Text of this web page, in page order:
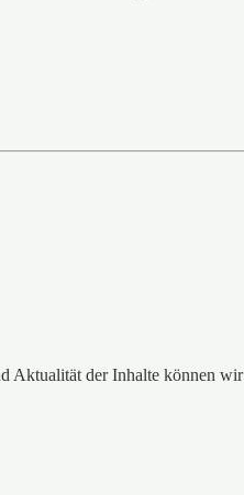
Aktualität der Inhalte können